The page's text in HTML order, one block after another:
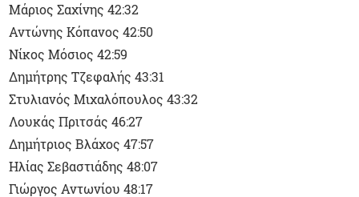
Μάριος Σαχίνης 42:32
Αντώνης Κόπανος 42:50
Νίκος Μόσιος 42:59
Δημήτρης Τζεφαλής 43:31
Στυλιανός Μιχαλόπουλος 43:32
Λουκάς Πριτσάς 46:27
Δημήτριος Βλάχος 47:57
Ηλίας Σεβαστιάδης 48:07
Γιώργος Αντωνίου 48:17